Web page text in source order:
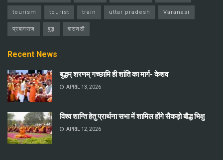
tourism tourist train uttar pradesh Varanasi
प्रयागराज बुद्ध वाराणसी
Recent News
बुद्धम् शरणम् गच्छामि ही शांति का मार्ग- केशव
APRIL 13, 2026
विश्व शान्ति हेतु प्रार्थना सभा में शामिल होंगे सैकड़ो बौद्ध भिक्षु
APRIL 12, 2026